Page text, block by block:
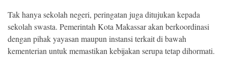
Tak hanya sekolah negeri, peringatan juga ditujukan kepada
sekolah swasta. Pemerintah Kota Makassar akan berkoordinasi
dengan pihak yayasan maupun instansi terkait di bawah
kementerian untuk memastikan kebijakan serupa tetap dihormati.